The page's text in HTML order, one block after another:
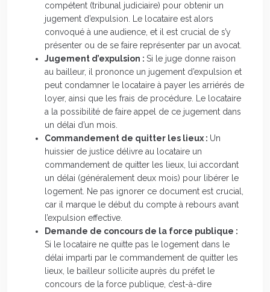
compétent (tribunal judiciaire) pour obtenir un
jugement d’expulsion. Le locataire est alors
convoqué à une audience, et il est crucial de s’y
présenter ou de se faire représenter par un avocat.
Jugement d’expulsion : Si le juge donne raison
au bailleur, il prononce un jugement d’expulsion et
peut condamner le locataire à payer les arriérés de
loyer, ainsi que les frais de procédure. Le locataire
a la possibilité de faire appel de ce jugement dans
un délai d’un mois.
Commandement de quitter les lieux : Un
huissier de justice délivre au locataire un
commandement de quitter les lieux, lui accordant
un délai (généralement deux mois) pour libérer le
logement. Ne pas ignorer ce document est crucial,
car il marque le début du compte à rebours avant
l’expulsion effective.
Demande de concours de la force publique :
Si le locataire ne quitte pas le logement dans le
délai imparti par le commandement de quitter les
lieux, le bailleur sollicite auprès du préfet le
concours de la force publique, c’est-à-dire